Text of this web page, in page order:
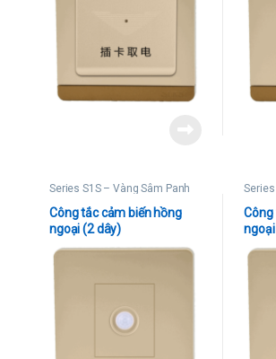
Series S1S – Vàng Sâm Panh
Công tắc cảm biến hồng
ngoại (2 dây)
tính)